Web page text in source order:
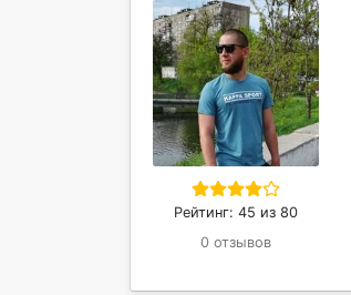
Рейтинг: 45 из 80
0 отзывов